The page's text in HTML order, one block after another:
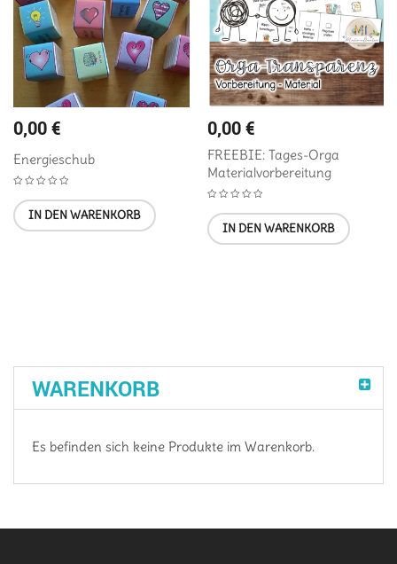
0,00€
Energieschub
IN DEN WARENKORB
0,00€
FREEBIE: Tages-Orga
Materialvorbereitung
IN DEN WARENKORB
WARENKORB
Es befinden sich keine Produkte im Warenkorb.